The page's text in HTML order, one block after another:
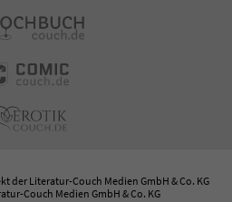
derLiteratur-Couch Medien GmbH & Co. KG
Couch Medien GmbH & Co. KG